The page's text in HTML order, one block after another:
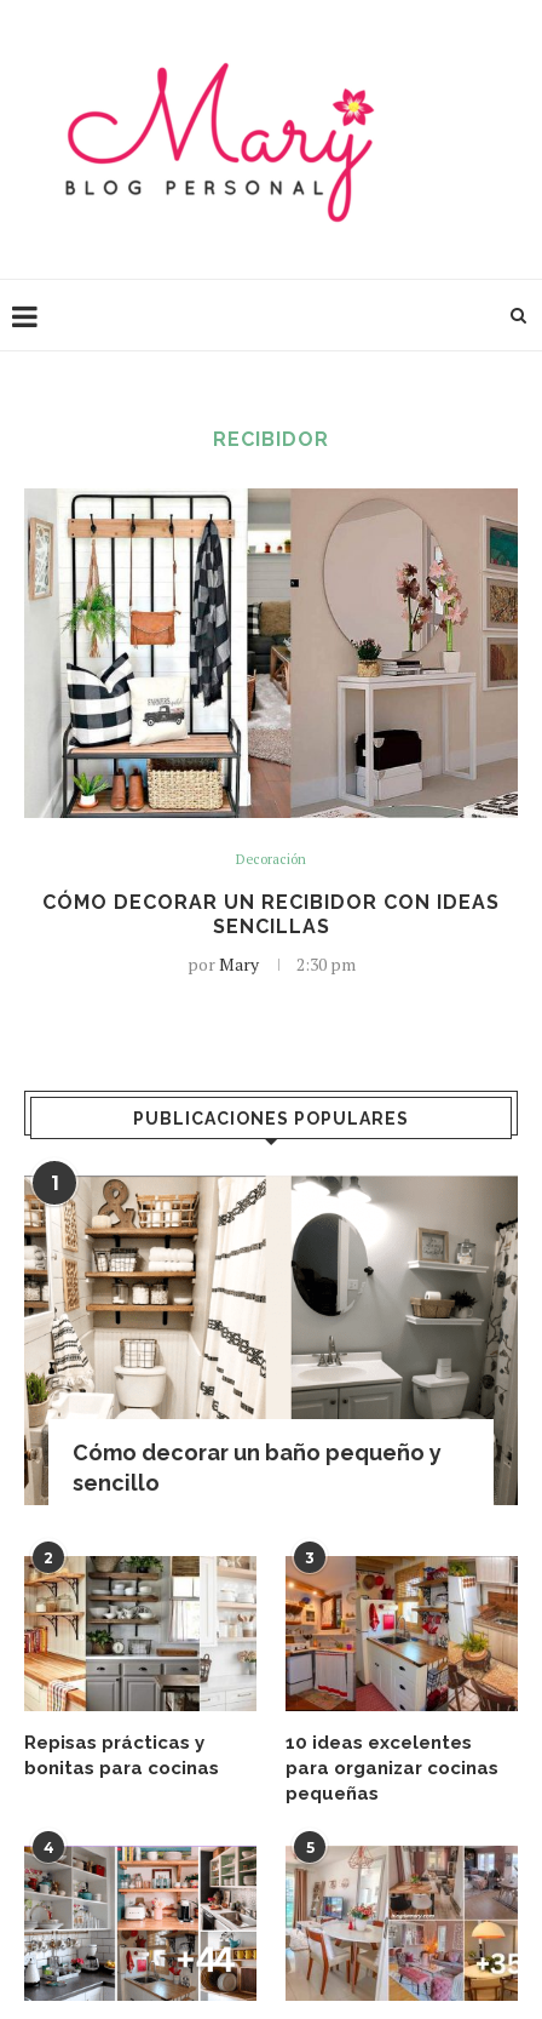
RECIBIDOR
Decoración
CÓMO DECORAR UN RECIBIDOR CON IDEAS
SENCILLAS
porMary 2:30 pm
PUBLICACIONES POPULARES
1
Cómo decorar un baño pequeño y
sencillo
2
Repisas prácticas y
bonitas para cocinas
3
10 ideas excelentes
para organizar cocinas
pequeñas
4 5